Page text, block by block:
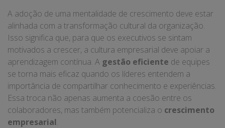
A adoção de uma mentalidade de crescimento deve estar
alinhada com a transformação cultural da organização.
Isso significa que, para que os executivos se sintam
motivados a crescer, a cultura empresarial deve apoiar a
aprendizagem contínua. A gestão eficiente de equipes
se torna mais eficaz quando os líderes entendem a
importância de compartilhar conhecimento e experiências.
Essa troca não apenas aumenta a coesão entre os
colaboradores, mas também potencializa o crescimento
empresarial.